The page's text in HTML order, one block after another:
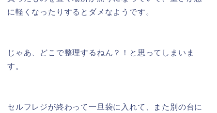
に軽くなったりするとダメなようです。
じゃあ、どこで整理するねん？！と思ってしまいま
す。
セルフレジが終わって一旦袋に入れて、また別の台に